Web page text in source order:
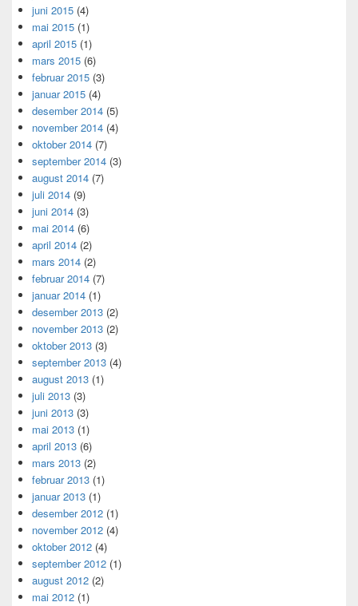
juni 2015 (4)
mai 2015 (1)
april 2015 (1)
mars 2015 (6)
februar 2015 (3)
januar 2015 (4)
desember 2014 (5)
november 2014 (4)
oktober 2014 (7)
september 2014 (3)
august 2014 (7)
juli 2014 (9)
juni 2014 (3)
mai 2014 (6)
april 2014 (2)
mars 2014 (2)
februar 2014 (7)
januar 2014 (1)
desember 2013 (2)
november 2013 (2)
oktober 2013 (3)
september 2013 (4)
august 2013 (1)
juli 2013 (3)
juni 2013 (3)
mai 2013 (1)
april 2013 (6)
mars 2013 (2)
februar 2013 (1)
januar 2013 (1)
desember 2012 (1)
november 2012 (4)
oktober 2012 (4)
september 2012 (1)
august 2012 (2)
mai 2012 (1)